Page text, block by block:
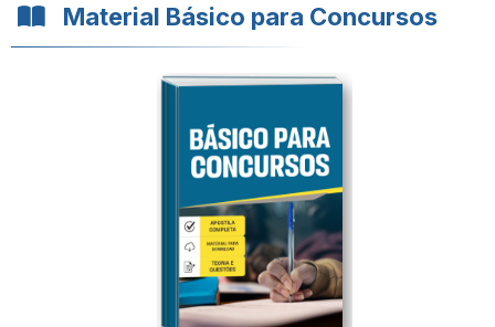
Material Básico para Concursos